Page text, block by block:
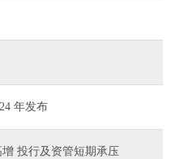
年发布
投行及资管短期承压